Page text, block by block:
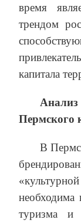
время
трендом
капитала
Пермского
В
необходима
туризма и